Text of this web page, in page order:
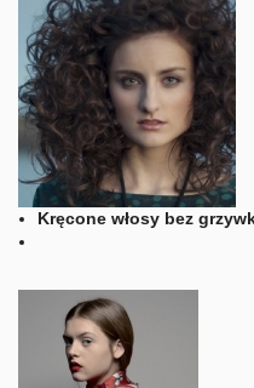
Kręcone włosy bez